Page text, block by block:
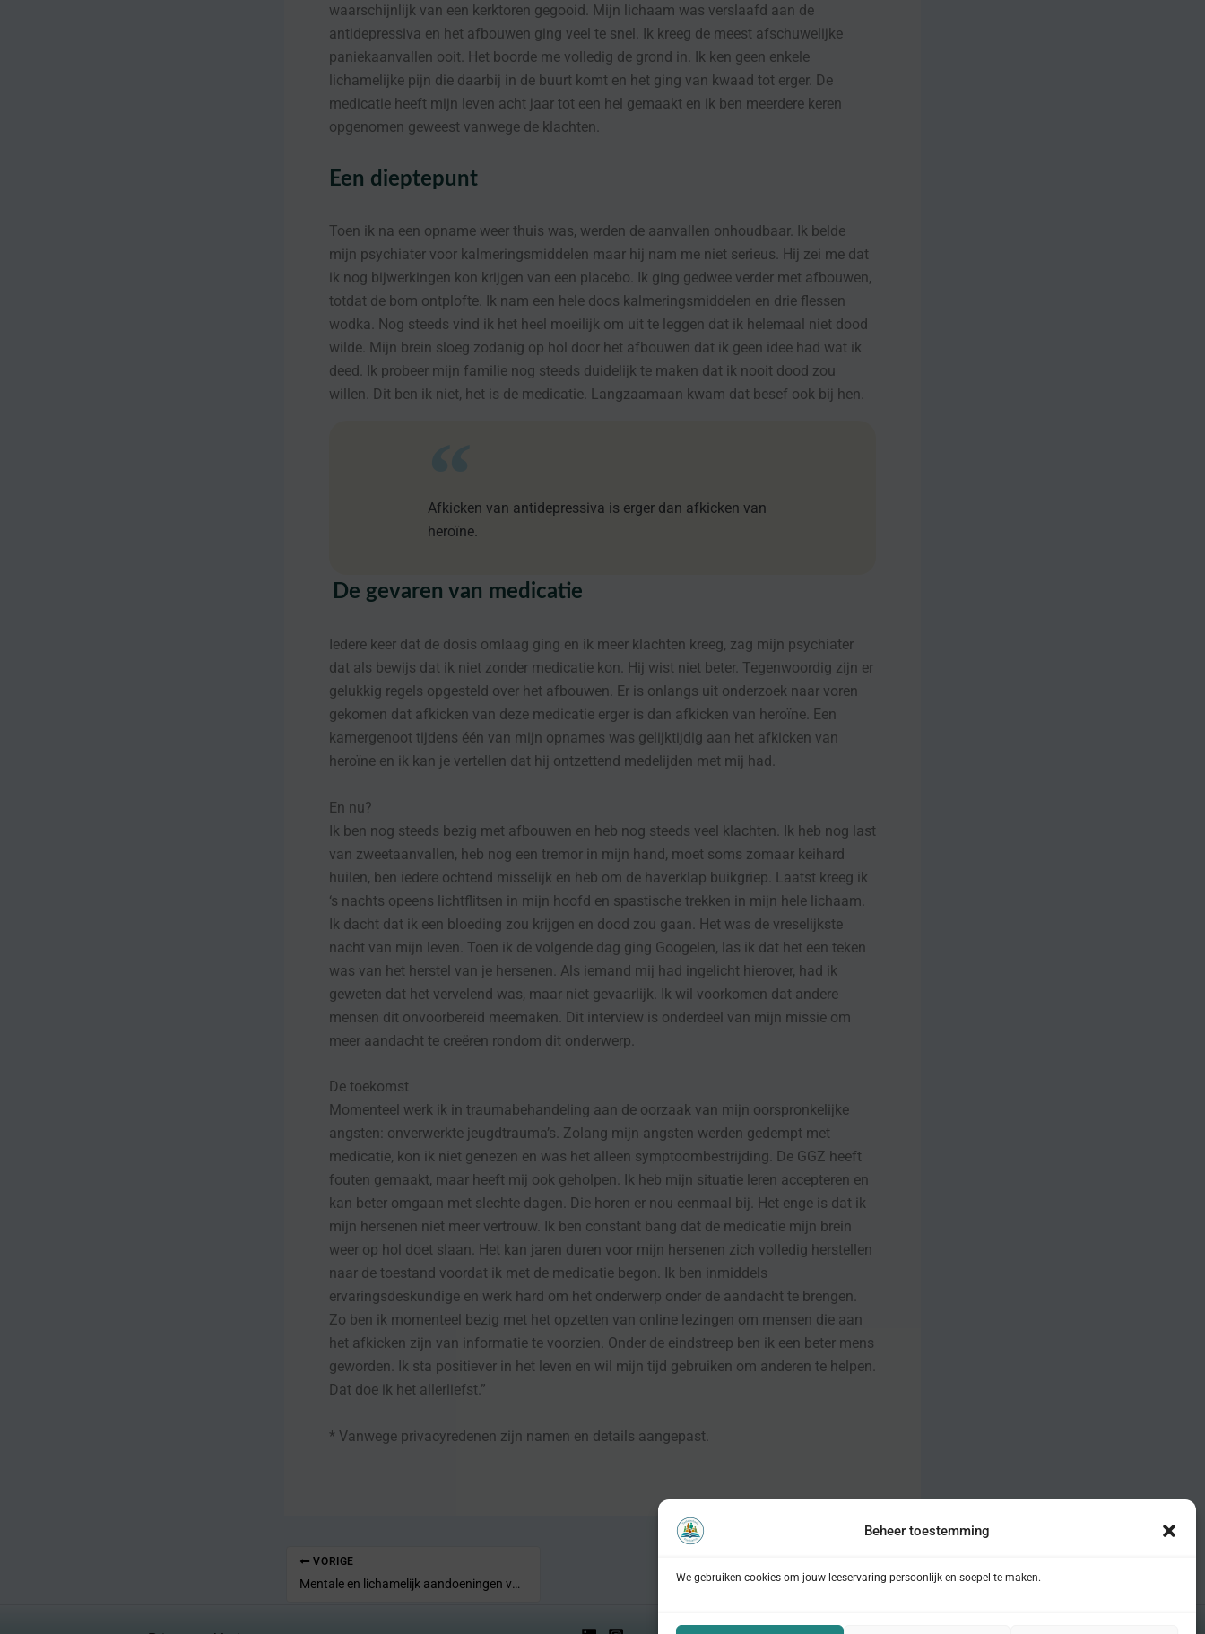
Beheer toestemming
We gebruiken cookies om jouw leeservaring persoonlijk en soepel te maken.
waarschijnlijk van een kerktoren gegooid. Mijn lichaam was verslaafd aan de
antidepressiva en het afbouwen ging veel te snel. Ik kreeg de meest afschuwelijke
paniekaanvallen ooit. Het boorde me volledig de grond in. Ik ken geen enkele
lichamelijke pijn die daarbij in de buurt komt en het ging van kwaad tot erger. De
medicatie heeft mijn leven acht jaar tot een hel gemaakt en ik ben meerdere keren
opgenomen geweest vanwege de klachten.
Een dieptepunt
Toen ik na een opname weer thuis was, werden de aanvallen onhoudbaar. Ik belde
mijn psychiater voor kalmeringsmiddelen maar hij nam me niet serieus. Hij zei me dat
ik nog bijwerkingen kon krijgen van een placebo. Ik ging gedwee verder met afbouwen,
totdat de bom ontplofte. Ik nam een hele doos kalmeringsmiddelen en drie flessen
wodka. Nog steeds vind ik het heel moeilijk om uit te leggen dat ik helemaal niet dood
wilde. Mijn brein sloeg zodanig op hol door het afbouwen dat ik geen idee had wat ik
deed. Ik probeer mijn familie nog steeds duidelijk te maken dat ik nooit dood zou
willen. Dit ben ik niet, het is de medicatie. Langzaamaan kwam dat besef ook bij hen.
Afkicken van antidepressiva is erger dan afkicken van
heroïne.
De gevaren van medicatie
Iedere keer dat de dosis omlaag ging en ik meer klachten kreeg, zag mijn psychiater
dat als bewijs dat ik niet zonder medicatie kon. Hij wist niet beter. Tegenwoordig zijn er
gelukkig regels opgesteld over het afbouwen. Er is onlangs uit onderzoek naar voren
gekomen dat afkicken van deze medicatie erger is dan afkicken van heroïne. Een
kamergenoot tijdens één van mijn opnames was gelijktijdig aan het afkicken van
heroïne en ik kan je vertellen dat hij ontzettend medelijden met mij had.
En nu?
Ik ben nog steeds bezig met afbouwen en heb nog steeds veel klachten. Ik heb nog last
van zweetaanvallen, heb nog een tremor in mijn hand, moet soms zomaar keihard
huilen, ben iedere ochtend misselijk en heb om de haverklap buikgriep. Laatst kreeg ik
‘s nachts opeens lichtflitsen in mijn hoofd en spastische trekken in mijn hele lichaam.
Ik dacht dat ik een bloeding zou krijgen en dood zou gaan. Het was de vreselijkste
nacht van mijn leven. Toen ik de volgende dag ging Googelen, las ik dat het een teken
was van het herstel van je hersenen. Als iemand mij had ingelicht hierover, had ik
geweten dat het vervelend was, maar niet gevaarlijk. Ik wil voorkomen dat andere
mensen dit onvoorbereid meemaken. Dit interview is onderdeel van mijn missie om
meer aandacht te creëren rondom dit onderwerp.
De toekomst
Momenteel werk ik in traumabehandeling aan de oorzaak van mijn oorspronkelijke
angsten: onverwerkte jeugdtrauma’s. Zolang mijn angsten werden gedempt met
medicatie, kon ik niet genezen en was het alleen symptoombestrijding. De GGZ heeft
fouten gemaakt, maar heeft mij ook geholpen. Ik heb mijn situatie leren accepteren en
kan beter omgaan met slechte dagen. Die horen er nou eenmaal bij. Het enge is dat ik
mijn hersenen niet meer vertrouw. Ik ben constant bang dat de medicatie mijn brein
weer op hol doet slaan. Het kan jaren duren voor mijn hersenen zich volledig herstellen
naar de toestand voordat ik met de medicatie begon. Ik ben inmiddels
ervaringsdeskundige en werk hard om het onderwerp onder de aandacht te brengen.
Zo ben ik momenteel bezig met het opzetten van online lezingen om mensen die aan
het afkicken zijn van informatie te voorzien. Onder de eindstreep ben ik een beter mens
geworden. Ik sta positiever in het leven en wil mijn tijd gebruiken om anderen te helpen.
Dat doe ik het allerliefst.”
* Vanwege privacyredenen zijn namen en details aangepast.
VORIGE
Mentale en lichamelijk aandoeningen verschillen niet veel van elkaar Het bespreekbaar maken van psychische problemen, ook bij jongeren